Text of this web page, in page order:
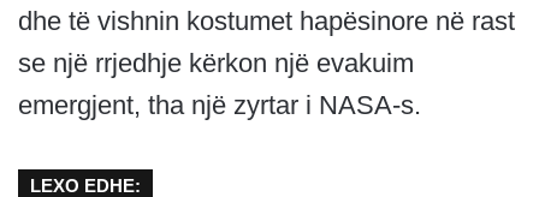
dhe të vishnin kostumet hapësinore në rast
se një rrjedhje kërkon një evakuim
emergjent, tha një zyrtar i NASA-s.
LEXO EDHE: